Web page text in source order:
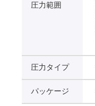
圧力範囲
圧力タイプ
パッケージ